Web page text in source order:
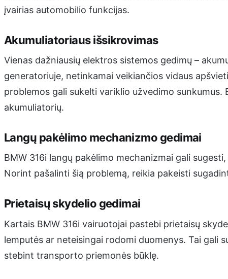
įvairias automobilio funkcijas.
Akumuliatoriaus išsikrovimas
Vienas dažniausių elektros sistemos gedimų –
generatoriuje, netinkamai veikiančios vidaus
problemos gali sukelti variklio užvedimo
akumuliatorių.
Langų pakėlimo mechanizmo gedimai
BMW 316i langų pakėlimo mechanizmai gali
Norint pašalinti šią problemą, reikia pakeisti
Prietaisų skydelio gedimai
Kartais BMW 316i vairuotojai pastebi prietaisų
lemputės ar neteisingai rodomi duomenys. Tai gali
stebint transporto priemonės būklę.